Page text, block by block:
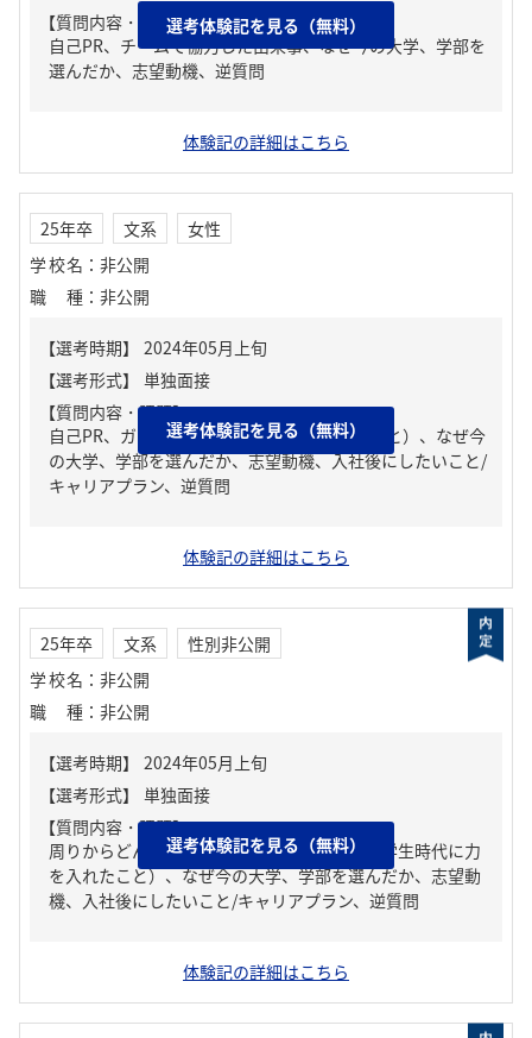
【質問内容・課題】
自己PR、チームで協力した出来事、なぜ今の大学、学部を
選んだか、志望動機、逆質問
選考体験記を見る（無料）
体験記の詳細はこちら
25年卒 文系
女性
学校名 ： 非公開
職種 ： 非公開
【質問内容・課題】
自己PR、ガクチカ（学生時代に力を入れたこと）、なぜ今
の大学、学部を選んだか、志望動機、入社後にしたいこと/
キャリアプラン、逆質問
選考体験記を見る（無料）
体験記の詳細はこちら
25年卒 文系
性別非公開
学校名 ： 非公開
職種 ： 非公開
【質問内容・課題】
周りからどんな人といわれる？、ガクチカ（学生時代に力
を入れたこと）、なぜ今の大学、学部を選んだか、志望動
機、入社後にしたいこと/キャリアプラン、逆質問
選考体験記を見る（無料）
体験記の詳細はこちら